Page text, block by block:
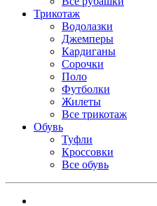
Трикотаж
Водолазки
Джемперы
Кардиганы
Сорочки
Поло
Футболки
Жилеты
Все трикотаж
Обувь
Туфли
Кроссовки
Все обувь